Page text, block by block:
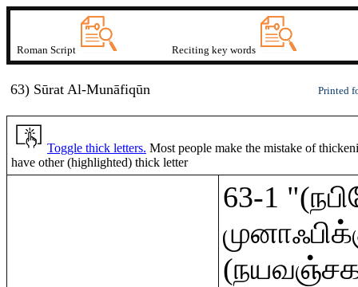
Roman Script Reciting key words
63) Sūrat Al-Munāfiqūn Printed
Toggle thick letters. Most people make the mistake of
have other (highlighted) thick letter
63-1